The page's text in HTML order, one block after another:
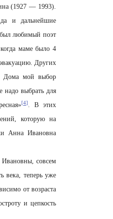
(1927 — 1993).
и дальнейшие
был любимый поэт
маме было 4
Других
Дома мой выбор
надо выбрать для
[4] . В этих
которую на
Анна Ивановна
Ивановны, совсем
века, теперь уже
от возраста
и цепкость